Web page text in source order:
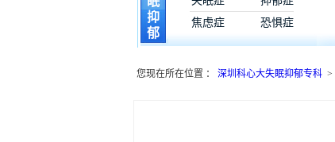
抑
郁
焦虑症
恐惧症
您现在所在位置 ： 深圳科心大失眠抑郁专科 >